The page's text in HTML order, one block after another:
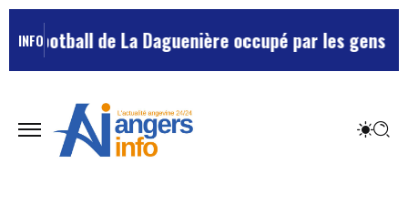
INFOLa Daguenière occupé par les gens du voyage,